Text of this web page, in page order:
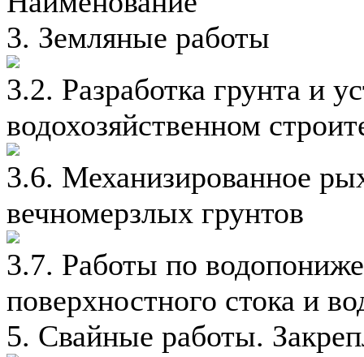
3. Земляные работы
3.2. Разработка грунта и
водохозяйственном
3.6. Механизированное
вечномерзлых грунтов
3.7. Работы по
поверхностного стока и
5. Свайные работы.